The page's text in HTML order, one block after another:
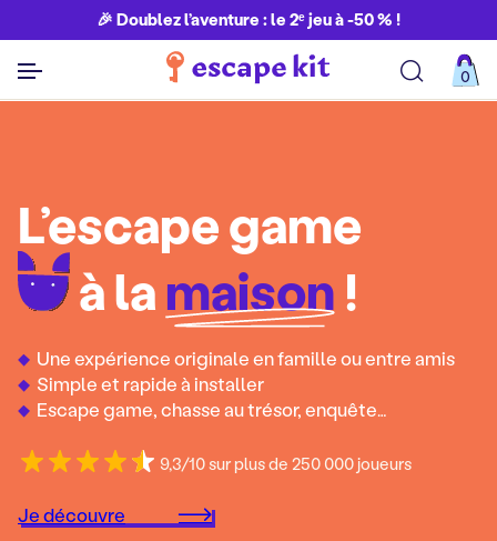
🎉 Doublez l’aventure : le 2ᵉ jeu à -50 % !
0
L’escape game
à lamaison!
Une expérience originale en famille ou entre amis
Simple et rapide à installer
Escape game, chasse au trésor, enquête…
9,3/10 sur plus de 250 000 joueurs
Je découvre